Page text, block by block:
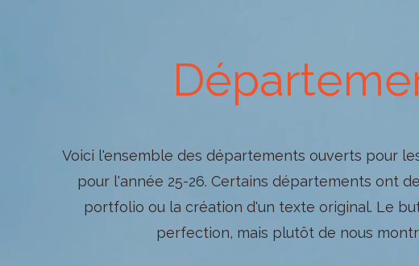
Voici l'ensemble des départements ouverts pour
pour l'année 25-26. Certains départements ont
portfolio ou la création d'un texte original. Le
perfection, mais plutôt de nous